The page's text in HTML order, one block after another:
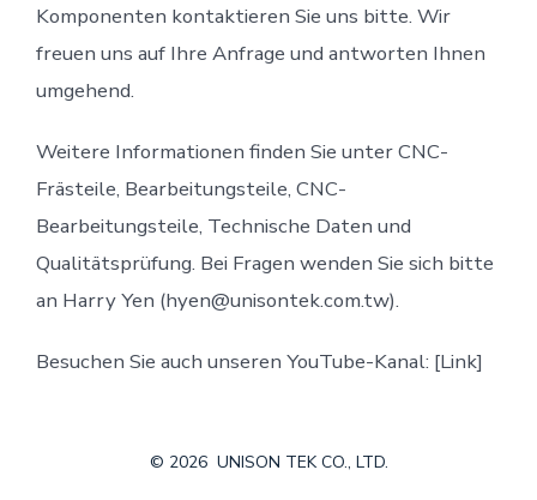
Komponenten kontaktieren Sie uns bitte. Wir
freuen uns auf Ihre Anfrage und antworten Ihnen
umgehend.
Weitere Informationen finden Sie unter CNC-
Frästeile, Bearbeitungsteile, CNC-
Bearbeitungsteile, Technische Daten und
Qualitätsprüfung. Bei Fragen wenden Sie sich bitte
an Harry Yen (hyen@unisontek.com.tw).
Besuchen Sie auch unseren YouTube-Kanal: [Link]
© 2026 UNISON TEK CO., LTD.